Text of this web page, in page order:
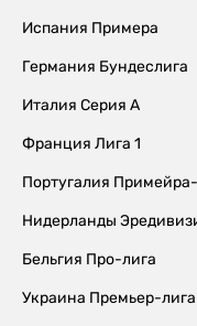
Испания Примера
Германия Бундеслига
Италия Серия А
Франция Лига 1
Португалия
Нидерланды
Бельгия Про-лига
Украина Премьер-лига